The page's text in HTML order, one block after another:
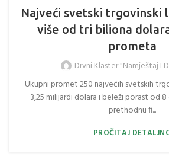
Najveći svetski trgovinski
više od tri biliona
prometa
Drvni Klaster "Namještaj I
Ukupni promet 250 najvećih svetskih
3,25 milijardi dolara i beleži porast od
prethodnu fi...
PROČITAJ